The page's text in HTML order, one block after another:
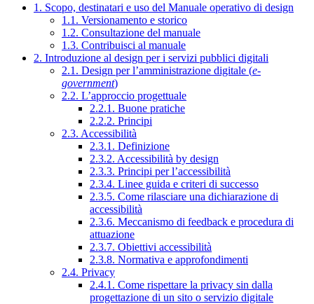
1. Scopo, destinatari e uso del Manuale operativo di design
1.1. Versionamento e storico
1.2. Consultazione del manuale
1.3. Contribuisci al manuale
2. Introduzione al design per i servizi pubblici digitali
2.1. Design per l’amministrazione digitale (e-
government)
2.2. L’approccio progettuale
2.2.1. Buone pratiche
2.2.2. Principi
2.3. Accessibilità
2.3.1. Definizione
2.3.2. Accessibilità by design
2.3.3. Principi per l’accessibilità
2.3.4. Linee guida e criteri di successo
2.3.5. Come rilasciare una dichiarazione di
accessibilità
2.3.6. Meccanismo di feedback e procedura di
attuazione
2.3.7. Obiettivi accessibilità
2.3.8. Normativa e approfondimenti
2.4. Privacy
2.4.1. Come rispettare la privacy sin dalla
progettazione di un sito o servizio digitale